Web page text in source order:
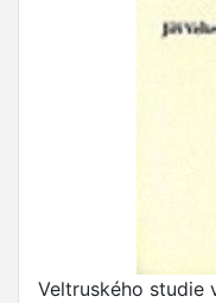
Veltruského studie